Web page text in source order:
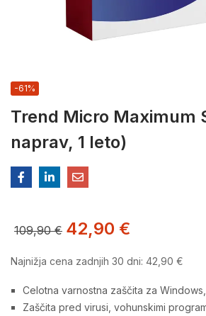
Trend Micro Maximum
naprav, 1 leto)
-61%
109,90€ 42,90 €
Najnižja cena zadnjih 30 dni: 42,90 €
Celotna varnostna zaščita za
Zaščita pred virusi, vohunskimi